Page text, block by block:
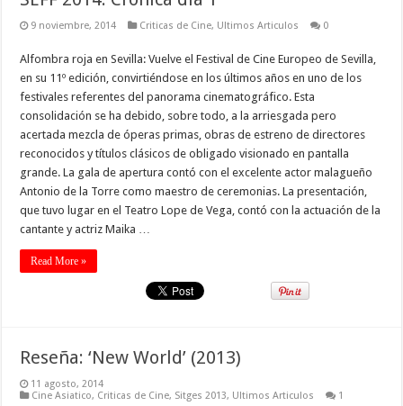
9 noviembre, 2014 Criticas de Cine, Ultimos Articulos 0
Alfombra roja en Sevilla: Vuelve el Festival de Cine Europeo de Sevilla,
en su 11º edición, convirtiéndose en los últimos años en uno de los
festivales referentes del panorama cinematográfico. Esta
consolidación se ha debido, sobre todo, a la arriesgada pero
acertada mezcla de óperas primas, obras de estreno de directores
reconocidos y títulos clásicos de obligado visionado en pantalla
grande. La gala de apertura contó con el excelente actor malagueño
Antonio de la Torre como maestro de ceremonias. La presentación,
que tuvo lugar en el Teatro Lope de Vega, contó con la actuación de la
cantante y actriz Maika …
Read More »
Reseña: ‘New World’ (2013)
11 agosto, 2014
Cine Asiatico, Criticas de Cine, Sitges 2013, Ultimos Articulos 1